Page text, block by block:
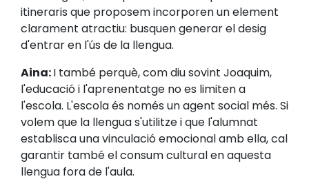
itineraris que proposem incorporen un element
clarament atractiu: busquen generar el desig
d'entrar en l'ús de la llengua.
Aina:I també perquè, com diu sovint Joaquim,
l'educació i l'aprenentatge no es limiten a
l'escola. L'escola és només un agent social més. Si
volem que la llengua s'utilitze i que l'alumnat
establisca una vinculació emocional amb ella, cal
garantir també el consum cultural en aquesta
llengua fora de l'aula.